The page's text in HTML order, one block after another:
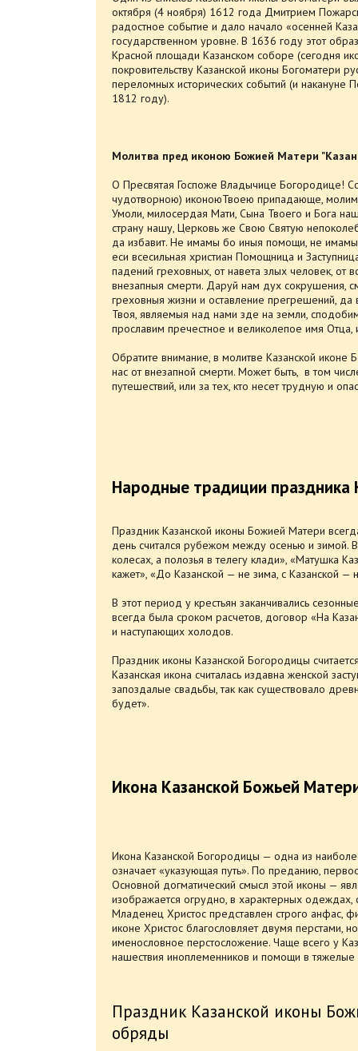
октября (4 ноября) 1612 года Дмитрием
радостное событие и дало начало «осенней
государственном уровне. В 1636 году этот
Красной площади Казанском соборе (сегодня
покровительству Казанской иконы Богоматери
переломных исторических событий (и накануне
1812 году).
Молитва пред иконою Божией Матери
О Пресвятая Госпоже Владычице Богородице!
чудотворною) иконоюТвоею припадающе, молим
Умоли, милосердая Мати, Сына Твоего и Бога
страну нашу, Церковь же Свою Святую
да избавит. Не имамы бо иныя помощи, не
еси всесильная христиан Помощница и
падений греховных, от навета злых человек, от
внезапныя смерти. Даруй нам дух сокрушения,
греховныя жизни и оставление прегрешений,
Твоя, являемыя над нами зде на земли,
прославим пречестное и великолепое имя
Обратите внимание, в молитве Казанской иконе
нас от внезапной смерти. Может быть, в том
путешествий, или за тех, кто несет трудную и
Народные традиции праздника
Праздник Казанской иконы Божией Матери
день считался рубежом между осенью и зимой.
колесах, а полозья в телегу клади», «Матушка
кажет», «До Казанской — не зима, с Казанской —
В этот период у крестьян заканчивались
всегда была сроком расчетов, договор «На
и наступающих холодов.
Праздник иконы Казанской Богородицы
Казанская икона считалась издавна женской
запоздалые свадьбы, так как существовало
будет».
Икона Казанской Божьей
Икона Казанской Богородицы — одна из
означает «указующая путь». По преданию,
Основной догматический смысл этой иконы —
изображается огрудно, в характерных
Младенец Христос представлен строго анфас,
иконе Христос благословляет двумя перстами,
именословное перстосложение. Чаще всего у
нашествия иноплеменников и помощи в
Праздник Казанской иконы
обряды